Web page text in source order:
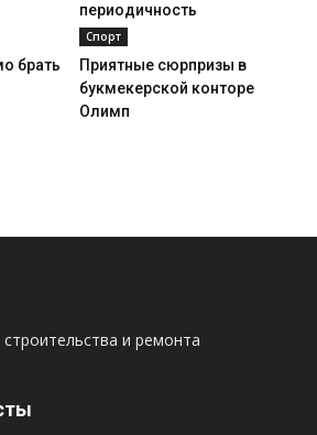
периодичность
брать
Спорт
Приятные сюрпризы в
букмекерской конторе
Олимп
строительства и ремонта